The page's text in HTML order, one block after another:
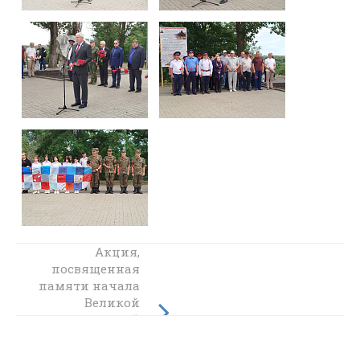
Молебен о
призвании
помощи Святаго
Духа перед
началом всякого
Акция,
посвященная
памяти начала
Великой
Отечественной